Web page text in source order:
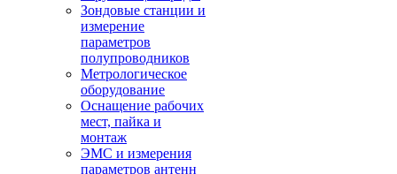
Зондовые станции и
измерение
параметров
полупроводников
Метрологическое
оборудование
Оснащение рабочих
мест, пайка и
монтаж
ЭМС и измерения
параметров антенн